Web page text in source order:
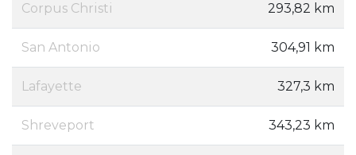
Corpus Christi 293,82 km
San Antonio 304,91 km
Lafayette 327,3 km
Shreveport 343,23 km